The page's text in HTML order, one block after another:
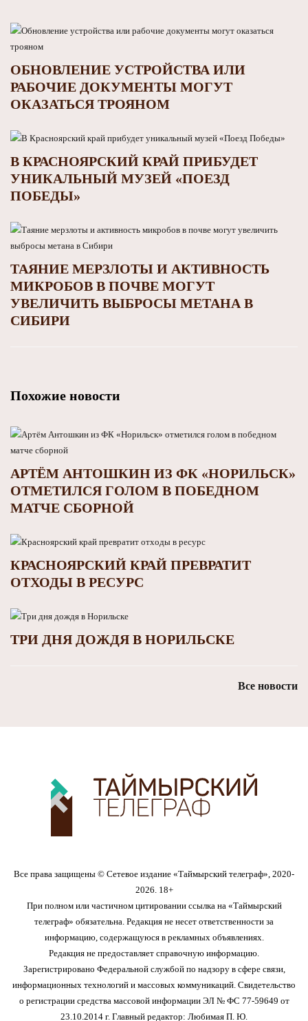
ОБНОВЛЕНИЕ УСТРОЙСТВА ИЛИ
РАБОЧИЕ ДОКУМЕНТЫ МОГУТ
ОКАЗАТЬСЯ ТРОЯНОМ
В КРАСНОЯРСКИЙ КРАЙ ПРИБУДЕТ
УНИКАЛЬНЫЙ МУЗЕЙ «ПОЕЗД
ПОБЕДЫ»
ТАЯНИЕ МЕРЗЛОТЫ И АКТИВНОСТЬ
МИКРОБОВ В ПОЧВЕ МОГУТ
УВЕЛИЧИТЬ ВЫБРОСЫ МЕТАНА В
СИБИРИ
Похожие новости
АРТЁМ АНТОШКИН ИЗ ФК «НОРИЛЬСК»
ОТМЕТИЛСЯ ГОЛОМ В ПОБЕДНОМ
МАТЧЕ СБОРНОЙ
КРАСНОЯРСКИЙ КРАЙ ПРЕВРАТИТ
ОТХОДЫ В РЕСУРС
ТРИ ДНЯ ДОЖДЯ В НОРИЛЬСКЕ
Все новости
Все права защищены © Сетевое издание «Таймырский телеграф», 2020-
2026. 18+
При полном или частичном цитировании ссылка на «Таймырский
телеграф» обязательна. Редакция не несет ответственности за
информацию, содержащуюся в рекламных объявлениях.
Редакция не предоставляет справочную информацию.
Зарегистрировано Федеральной службой по надзору в сфере связи,
информационных технологий и массовых коммуникаций. Свидетельство
о регистрации средства массовой информации ЭЛ № ФС 77-59649 от
23.10.2014 г. Главный редактор: Любимая П. Ю.